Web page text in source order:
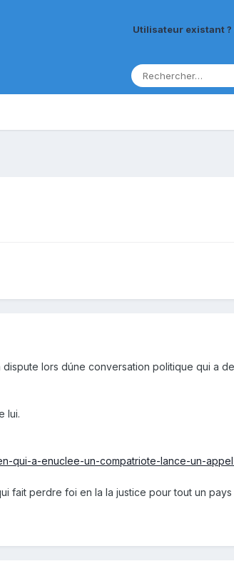
Utilisateur existant ?
lors dúne conversation politique qui a
lui.
qui-a-enuclee-un-compatriote-lance-un-
fait perdre foi en la la justice pour tout un